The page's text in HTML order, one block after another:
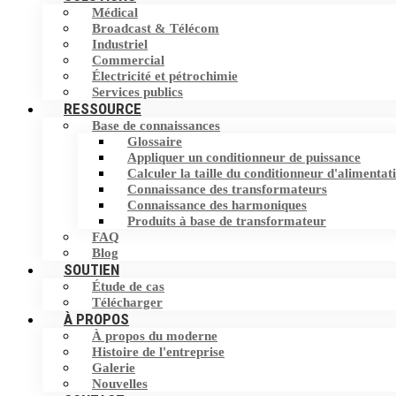
Commutateur de transfert statique (STS)
Stockage d'Energie
Filtre harmonique
Dispositif de correction du facteur de
puissance (PFC)
Éliminateur de courant neutre (NCE)
Dispositif de protection contre les
surtensions (SPD)
Médical
Broadcast & Télécom
Industriel
Commercial
Électricité et pétrochimie
Services publics
RESSOURCE
Base de connaissances
Glossaire
Appliquer un conditionneur de puissance
Calculer la taille du conditionneur
Connaissance des transformateurs
Connaissance des harmoniques
Produits à base de transformateur
FAQ
Blog
SOUTIEN
Étude de cas
Télécharger
À PROPOS
À propos du moderne
Histoire de l'entreprise
Galerie
Nouvelles